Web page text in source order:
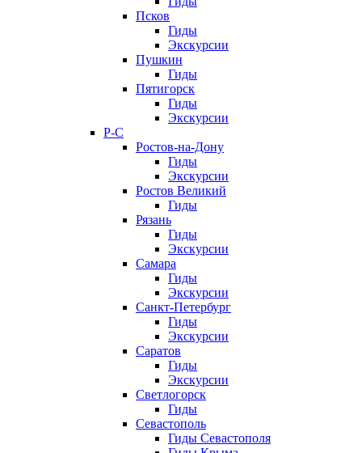
Псков
Гиды
Экскурсии
Пушкин
Гиды
Пятигорск
Гиды
Экскурсии
Р-С
Ростов-на-Дону
Гиды
Экскурсии
Ростов Великий
Гиды
Рязань
Гиды
Экскурсии
Самара
Гиды
Экскурсии
Санкт-Петербург
Гиды
Экскурсии
Саратов
Гиды
Экскурсии
Светлогорск
Гиды
Севастополь
Гиды Севастополя